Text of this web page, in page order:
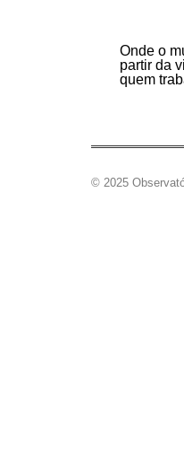
Onde o
partir da
quem
© 2025